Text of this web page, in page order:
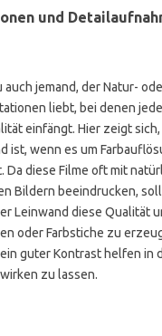
und
jemand, der Natur-
liebt, bei denen
einfängt. Hier zeigt
ist, wenn es um
Da diese Filme oft mit
Bildern beeindrucken,
Leinwand diese Qualität
oder Farbstiche zu
guter Kontrast helfen in
zu lassen.